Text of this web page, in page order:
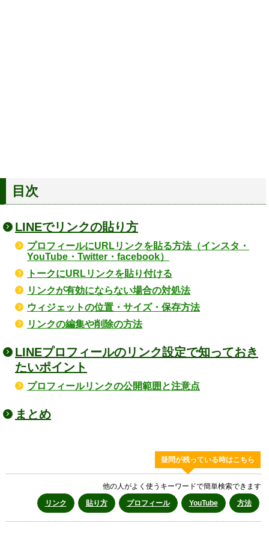
目次
LINEでリンクの貼り方
プロフィールにURLリンクを貼る方法（インスタ・
YouTube・Twitter・facebook）
トークにURLリンクを貼り付ける
リンクが有効にならない場合の対処法
ウィジェットの位置・サイズ・保存方法
リンクの編集や削除の方法
LINEプロフィールのリンク設定で知っておき
たいポイント
プロフィールリンクの公開範囲と注意点
まとめ
疑問が残っている時はこちら
他の人がよく使うキーワードで簡単検索できます
リンク
貼り方 プロフィール YouTube 方法